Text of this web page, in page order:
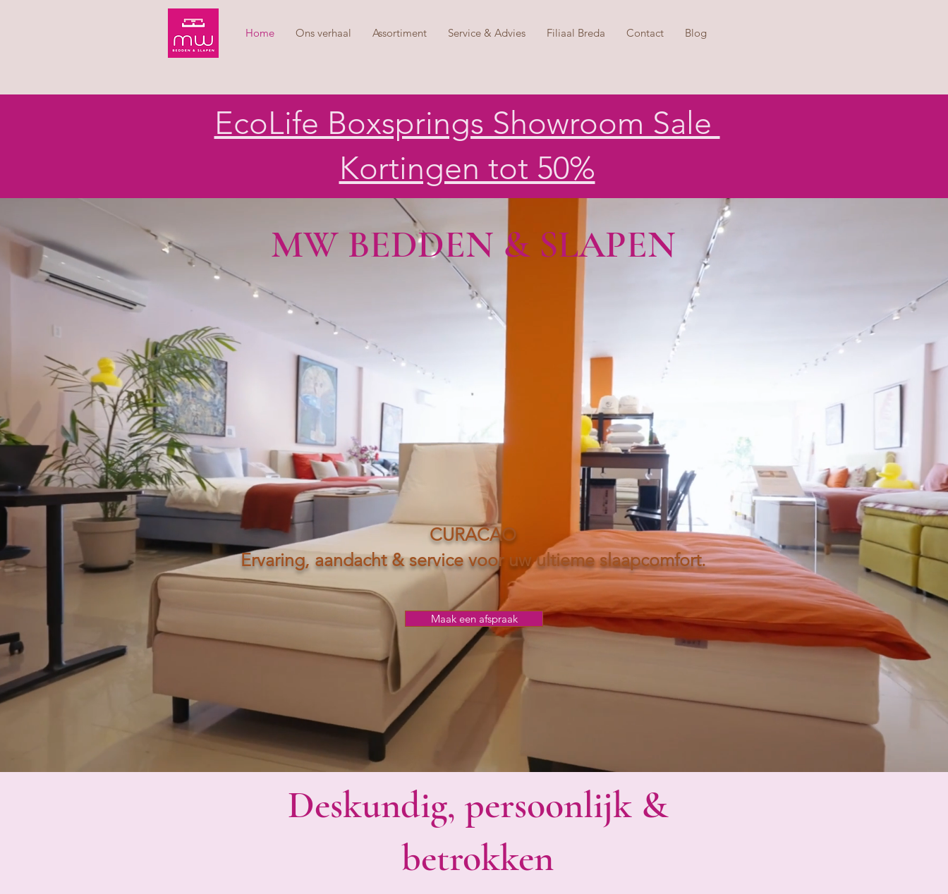
Home Ons verhaal Assortiment Service & Advies Filiaal Breda Contact Blog
EcoLife Boxsprings Showroom Sale
Kortingen tot 50%
MW BEDDEN & SLAPEN
CURACAO
Ervaring, aandacht & service voor uw ultieme slaapcomfort.
Maak een afspraak
Deskundig, persoonlijk &
betrokken